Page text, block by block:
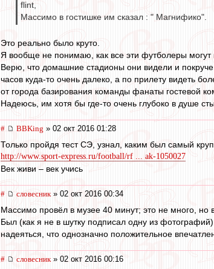
flint,
Массимо в гостишке им сказал : " Магнифико".
Это реально было круто.
Я вообще не понимаю, как все эти футболеры могут
Верю, что домашние стадионы они видели и покруче
часов куда-то очень далеко, а по прилету видеть
от города базирования команды фанаты гостевой
Надеюсь, им хотя бы где-то очень глубоко в душе
# BBKing » 02 окт 2016 01:28
Только пройдя тест СЭ, узнал, каким был самый
http://www.sport-express.ru/football/rf ... ak-1050027
Век живи – век учись
# словесник» 02 окт 2016 00:34
Массимо провёл в музее 40 минут; это не много, но
Был (как я не в шутку подписал одну из
надеяться, что однозначно положительное
# словесник » 02 окт 2016 00:16